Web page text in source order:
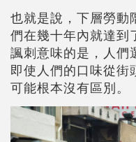
也就是說，下層勞動
們在幾十年內就達到
諷刺意味的是，人們
即使人們的口味從街
可能根本沒有區別。